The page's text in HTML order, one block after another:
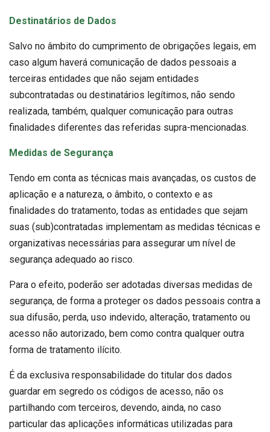
Destinatários de Dados
Salvo no âmbito do cumprimento de obrigações legais, em
caso algum haverá comunicação de dados pessoais a
terceiras entidades que não sejam entidades
subcontratadas ou destinatários legítimos, não sendo
realizada, também, qualquer comunicação para outras
finalidades diferentes das referidas supra-mencionadas.
Medidas de Segurança
Tendo em conta as técnicas mais avançadas, os custos de
aplicação e a natureza, o âmbito, o contexto e as
finalidades do tratamento, todas as entidades que sejam
suas (sub)contratadas implementam as medidas técnicas e
organizativas necessárias para assegurar um nível de
segurança adequado ao risco.
Para o efeito, poderão ser adotadas diversas medidas de
segurança, de forma a proteger os dados pessoais contra a
sua difusão, perda, uso indevido, alteração, tratamento ou
acesso não autorizado, bem como contra qualquer outra
forma de tratamento ilícito.
É da exclusiva responsabilidade do titular dos dados
guardar em segredo os códigos de acesso, não os
partilhando com terceiros, devendo, ainda, no caso
particular das aplicações informáticas utilizadas para